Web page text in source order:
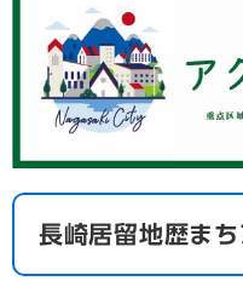
長崎居留地歴ま